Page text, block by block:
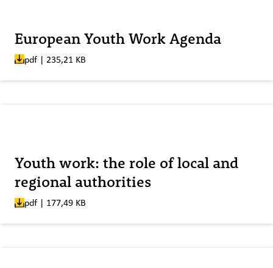
European Youth Work Agenda
pdf | 235,21 KB
Youth work: the role of local and
regional authorities
pdf | 177,49 KB